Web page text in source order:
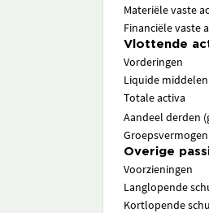
Materiële vaste
Financiële vaste
Vlottende
Vorderingen
Liquide middelen
Totale activa
Aandeel derden
Overige
Voorzieningen
Langlopende
Kortlopende